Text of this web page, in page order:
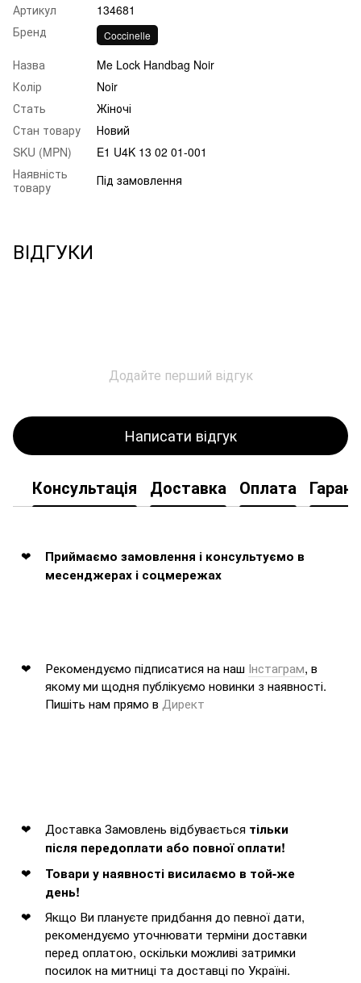
Артикул
134681
Бренд
Coccinelle
Назва
Me Lock Handbag Noir
Колір
Noir
Стать
Жіночі
Стан товару
Новий
SKU (MPN)
E1 U4K 13 02 01-001
Наявність
товару
Під замовлення
ВІДГУКИ
Додайте перший відгук
Написати відгук
Консультація Доставка Оплата
Приймаємо замовлення і консультуємо в
месенджерах і соцмережах
Рекомендуємо підписатися на наш Інстаграм, в
якому ми щодня публікуємо новинки з наявності.
Пишіть нам прямо в Директ
Доставка Замовлень відбувається тільки
після передоплати або повної оплати!
Товари у наявності висилаємо в той-же
день!
Якщо Ви плануєте придбання до певної дати,
рекомендуємо уточнювати терміни доставки
перед оплатою, оскільки можливі затримки
посилок на митниці та доставці по Україні.